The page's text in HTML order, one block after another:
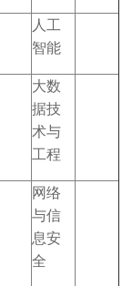
人工
智能
大数
据技
术与
工程
网络
与信
息安
全